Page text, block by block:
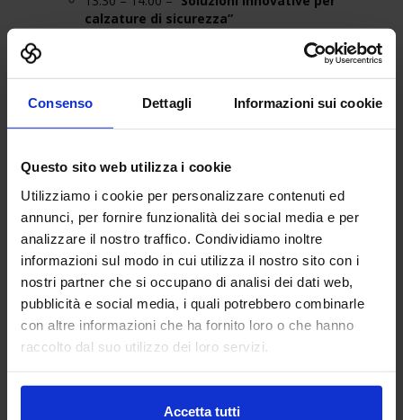
Consenso Dettagli Informazioni sui cookie
Questo sito web utilizza i cookie
Utilizziamo i cookie per personalizzare contenuti ed
annunci, per fornire funzionalità dei social media e per
analizzare il nostro traffico. Condividiamo inoltre
informazioni sul modo in cui utilizza il nostro sito con i
nostri partner che si occupano di analisi dei dati web,
pubblicità e social media, i quali potrebbero combinarle
con altre informazioni che ha fornito loro o che hanno
raccolto dal suo utilizzo dei loro servizi.
Accetta tutti
calzature di sicurezza”
Saloni espositivi
3D Print Hub
Elettronica e IoT Hub
Ar/Vr Hub
Robot Hub
Material Hub
B App
Droni Hub